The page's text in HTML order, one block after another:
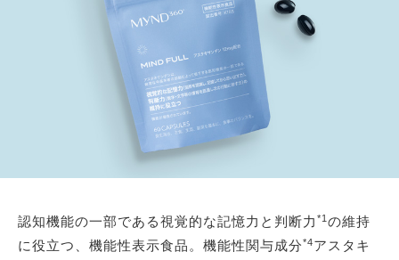
認知機能の一部である視覚的な記憶力と判断力 *1 の維持
に役立つ、機能性表示食品。機能性関与成分*4アスタキ